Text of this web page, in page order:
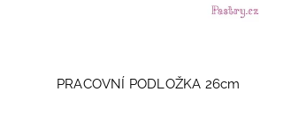
PRACOVNÍ PODLOŽKA 26cm